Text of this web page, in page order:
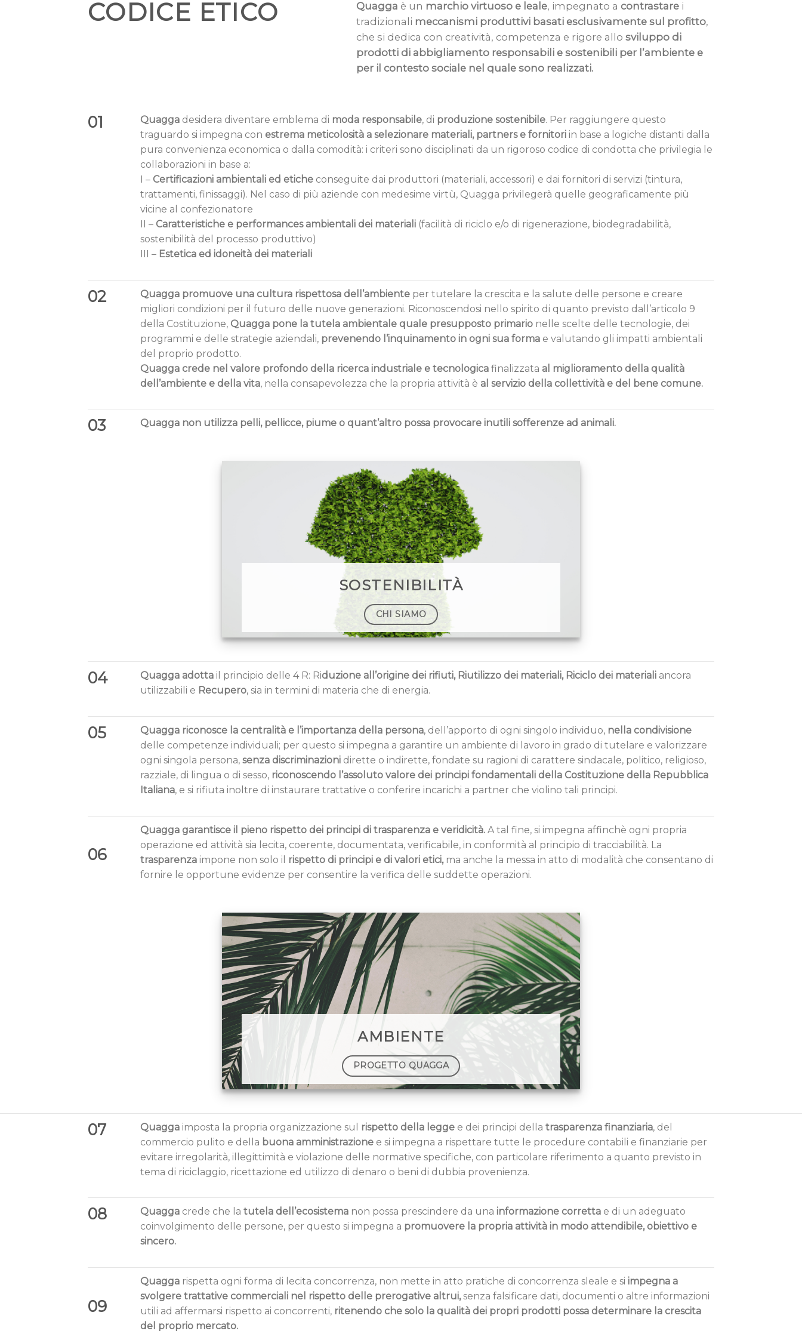
CODICE ETICO Quagga è un marchio virtuoso e leale, impegnato a contrastare i
tradizionali meccanismi produttivi basati esclusivamente sul profitto,
che si dedica con creatività, competenza e rigore allo sviluppo di
prodotti di abbigliamento responsabili e sostenibili per l’ambiente e
per il contesto sociale nel quale sono realizzati.
01 Quaggadesidera diventare emblema di moda responsabile, di produzione sostenibile. Per raggiungere questo
traguardo si impegna con estrema meticolosità a selezionare materiali, partners e fornitoriin base a logiche distanti dalla
pura convenienza economica o dalla comodità: i criteri sono disciplinati da un rigoroso codice di condotta che privilegia le
collaborazioni in base a:
I – Certificazioni ambientali ed eticheconseguite dai produttori (materiali, accessori) e dai fornitori di servizi (tintura,
trattamenti, finissaggi). Nel caso di più aziende con medesime virtù, Quagga privilegerà quelle geograficamente più
vicine al confezionatore
II – Caratteristiche e performances ambientali dei materiali(facilità di riciclo e/o di rigenerazione, biodegradabilità,
sostenibilità del processo produttivo)
III – Estetica ed idoneità dei materiali
02 Quagga promuove una cultura rispettosa dell’ambienteper tutelare la crescita e la salute delle persone e creare
migliori condizioni per il futuro delle nuove generazioni. Riconoscendosi nello spirito di quanto previsto dall’articolo 9
della Costituzione, Quagga pone la tutela ambientale quale presupposto primarionelle scelte delle tecnologie, dei
programmi e delle strategie aziendali, prevenendo l’inquinamento in ogni sua formae valutando gli impatti ambientali
del proprio prodotto.
Quagga crede nel valore profondo della ricerca industriale e tecnologicafinalizzata al miglioramento della qualità
dell’ambiente e della vita, nella consapevolezza che la propria attività è al servizio della collettività e del bene comune.
03 Quagga non utilizza pelli, pellicce, piume o quant’altro possa provocare inutili sofferenze ad animali.
SOSTENIBILITÀ
CHI SIAMO
04 Quagga adottail principio delle 4 R: Riduzione all’origine dei rifiuti, Riutilizzo dei materiali, Riciclo dei materialiancora
utilizzabili e Recupero, sia in termini di materia che di energia.
05 Quagga riconosce la centralità e l’importanza della persona, dell’apporto di ogni singolo individuo,nella condivisione
delle competenze individuali; per questo si impegna a garantire un ambiente di lavoro in grado di tutelare e valorizzare
ogni singola persona,senza discriminazionidirette o indirette, fondate su ragioni di carattere sindacale, politico, religioso,
razziale, di lingua o di sesso, riconoscendo l’assoluto valore dei principi fondamentali della Costituzione della Repubblica
Italiana, e si rifiuta inoltre di instaurare trattative o conferire incarichi a partner che violino tali principi.
06
Quagga garantisce il pieno rispetto dei principi di trasparenza e veridicità.A tal fine, si impegna affinchè ogni propria
operazione ed attività sia lecita, coerente, documentata, verificabile, in conformità al principio di tracciabilità. La
trasparenzaimpone non solo il rispetto di principi e di valori etici,ma anche la messa in atto di modalità che consentano di
fornire le opportune evidenze per consentire la verifica delle suddette operazioni.
AMBIENTE
PROGETTO QUAGGA
07 Quaggaimposta la propria organizzazione sul rispetto della leggee dei principi della trasparenza finanziaria, del
commercio pulito e della buona amministrazionee si impegna a rispettare tutte le procedure contabili e finanziarie per
evitare irregolarità, illegittimità e violazione delle normative specifiche, con particolare riferimento a quanto previsto in
tema di riciclaggio, ricettazione ed utilizzo di denaro o beni di dubbia provenienza.
08 Quaggacrede che la tutela dell’ecosistemanon possa prescindere da una informazione corretta e di un adeguato
coinvolgimento delle persone, per questo si impegna a promuovere la propria attività in modo attendibile, obiettivo e
sincero.
09
Quaggarispetta ogni forma di lecita concorrenza, non mette in atto pratiche di concorrenza sleale e si impegna a
svolgere trattative commerciali nel rispetto delle prerogative altrui,senza falsificare dati, documenti o altre informazioni
utili ad affermarsi rispetto ai concorrenti, ritenendo che solo la qualità dei propri prodotti possa determinare la crescita
del proprio mercato.